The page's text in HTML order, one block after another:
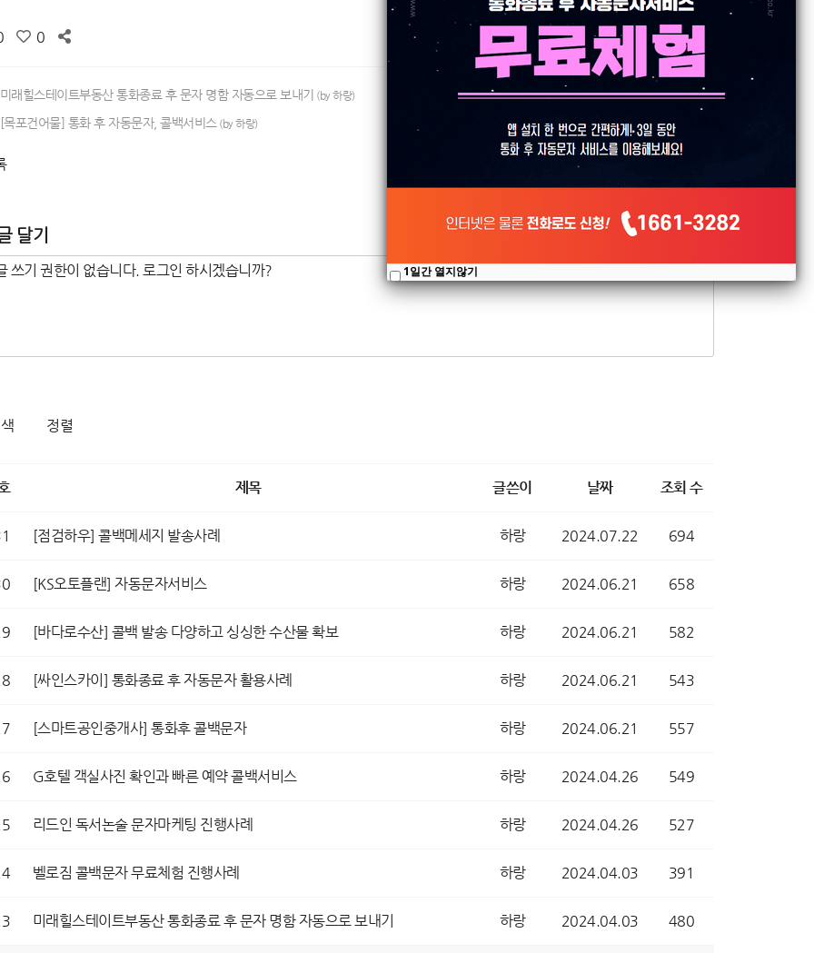
0
래힐스테이트부동산 통화종료 후 문자 명함 자동으로 보내기 (by 하랑)
포건어물] 통화 후 자동문자, 콜백서비스(by 하랑)
달기
정렬
제목 글쓴이 날짜 조회 수
[점검하우] 콜백메세지 발송사례 하랑 2024.07.22 694
[KS오토플랜] 자동문자서비스 하랑 2024.06.21 658
[바다로수산] 콜백 발송 다양하고 싱싱한 수산물 확보 하랑 2024.06.21 582
[싸인스카이] 통화종료 후 자동문자 활용사례 하랑 2024.06.21 543
[스마트공인중개사] 통화후 콜백문자 하랑 2024.06.21 557
G호텔 객실사진 확인과 빠른 예약 콜백서비스 하랑 2024.04.26 549
리드인 독서논술 문자마케팅 진행사례 하랑 2024.04.26 527
벨로짐 콜백문자 무료체험 진행사례 하랑 2024.04.03 391
미래힐스테이트부동산 통화종료 후 문자 명함 자동으로 보내기 하랑 2024.04.03 480
1일간 열지않기